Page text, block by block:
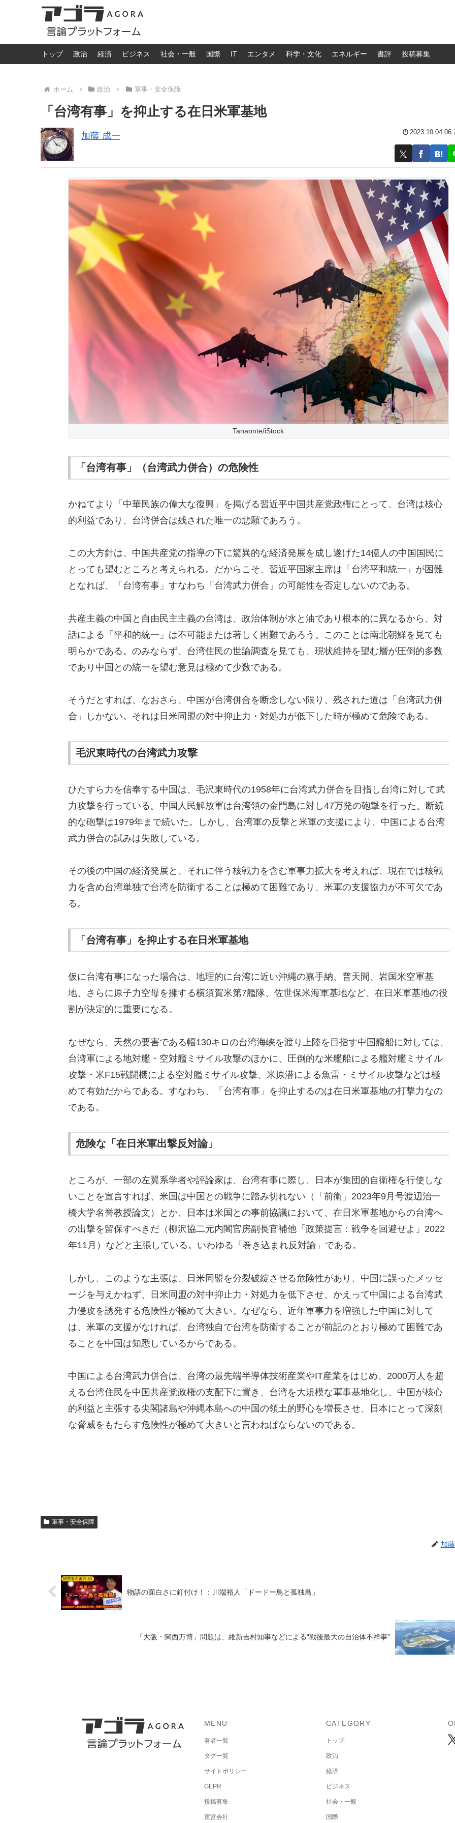
トップ 政治 経済 ビジネス 社会・一般 国際 IT エンタメ 科学・文化 エネルギー 書評 投稿募集
ホーム 政治 軍事・安全保障
「台湾有事」を抑止する在日米軍基地
加藤 成一 2023.10.04
Tanaonte/iStock
「台湾有事」（台湾武力併合）の危険性
かねてより「中華民族の偉大な復興」を掲げる習近平中国共産党政権にとって、台湾は核心
的利益であり、台湾併合は残された唯一の悲願であろう。
この大方針は、中国共産党の指導の下に驚異的な経済発展を成し遂げた14億人の中国国民に
とっても望むところと考えられる。だからこそ、習近平国家主席は「台湾平和統一」が困難
となれば、「台湾有事」すなわち「台湾武力併合」の可能性を否定しないのである。
共産主義の中国と自由民主主義の台湾は、政治体制が水と油であり根本的に異なるから、対
話による「平和的統一」は不可能または著しく困難であろう。このことは南北朝鮮を見ても
明らかである。のみならず、台湾住民の世論調査を見ても、現状維持を望む層が圧倒的多数
であり中国との統一を望む意見は極めて少数である。
そうだとすれば、なおさら、中国が台湾併合を断念しない限り、残された道は「台湾武力併
合」しかない。それは日米同盟の対中抑止力・対処力が低下した時が極めて危険である。
毛沢東時代の台湾武力攻撃
ひたすら力を信奉する中国は、毛沢東時代の1958年に台湾武力併合を目指し台湾に対して武
力攻撃を行っている。中国人民解放軍は台湾領の金門島に対し47万発の砲撃を行った。断続
的な砲撃は1979年まで続いた。しかし、台湾軍の反撃と米軍の支援により、中国による台湾
武力併合の試みは失敗している。
その後の中国の経済発展と、それに伴う核戦力を含む軍事力拡大を考えれば、現在では核戦
力を含め台湾単独で台湾を防衛することは極めて困難であり、米軍の支援協力が不可欠であ
る。
「台湾有事」を抑止する在日米軍基地
仮に台湾有事になった場合は、地理的に台湾に近い沖縄の嘉手納、普天間、岩国米空軍基
地、さらに原子力空母を擁する横須賀米第7艦隊、佐世保米海軍基地など、在日米軍基地の役
割が決定的に重要になる。
なぜなら、天然の要害である幅130キロの台湾海峡を渡り上陸を目指す中国艦船に対しては、
台湾軍による地対艦・空対艦ミサイル攻撃のほかに、圧倒的な米艦船による艦対艦ミサイル
攻撃・米F15戦闘機による空対艦ミサイル攻撃、米原潜による魚雷・ミサイル攻撃などは極
めて有効だからである。すなわち、「台湾有事」を抑止するのは在日米軍基地の打撃力なの
である。
危険な「在日米軍出撃反対論」
ところが、一部の左翼系学者や評論家は、台湾有事に際し、日本が集団的自衛権を行使しな
いことを宣言すれば、米国は中国との戦争に踏み切れない（「前衛」2023年9月号渡辺治一
橋大学名誉教授論文）とか、日本は米国との事前協議において、在日米軍基地からの台湾へ
の出撃を留保すべきだ（柳沢協二元内閣官房副長官補他「政策提言：戦争を回避せよ」2022
年11月）などと主張している。いわゆる「巻き込まれ反対論」である。
しかし、このような主張は、日米同盟を分裂破綻させる危険性があり、中国に誤ったメッセ
ージを与えかねず、日米同盟の対中抑止力・対処力を低下させ、かえって中国による台湾武
力侵攻を誘発する危険性が極めて大きい。なぜなら、近年軍事力を増強した中国に対して
は、米軍の支援がなければ、台湾独自で台湾を防衛することが前記のとおり極めて困難であ
ることを中国は知悉しているからである。
中国による台湾武力併合は、台湾の最先端半導体技術産業やIT産業をはじめ、2000万人を超
える台湾住民を中国共産党政権の支配下に置き、台湾を大規模な軍事基地化し、中国が核心
的利益と主張する尖閣諸島や沖縄本島への中国の領土的野心を増長させ、日本にとって深刻
な脅威をもたらす危険性が極めて大きいと言わねばならないのである。
軍事・安全保障
加
物語の面白さに釘付け！：川端裕人「ドードー鳥と孤独鳥」
「大阪・関西万博」問題は、維新吉村知事などによる“戦後最大の自治体不祥事”
MENU
著者一覧
タグ一覧
サイトポリシー
GEPR
投稿募集
運営会社
CATEGORY
トップ
政治
経済
ビジネス
社会・一般
国際